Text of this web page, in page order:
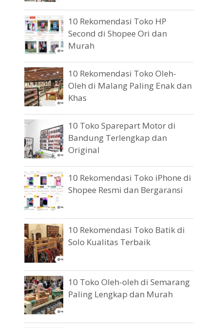
10 Rekomendasi Toko HP
Second di Shopee Ori dan
Murah
10 Rekomendasi Toko Oleh-
Oleh di Malang Paling Enak dan
Khas
10 Toko Sparepart Motor di
Bandung Terlengkap dan
Original
10 Rekomendasi Toko iPhone di
Shopee Resmi dan Bergaransi
10 Rekomendasi Toko Batik di
Solo Kualitas Terbaik
10 Toko Oleh-oleh di Semarang
Paling Lengkap dan Murah